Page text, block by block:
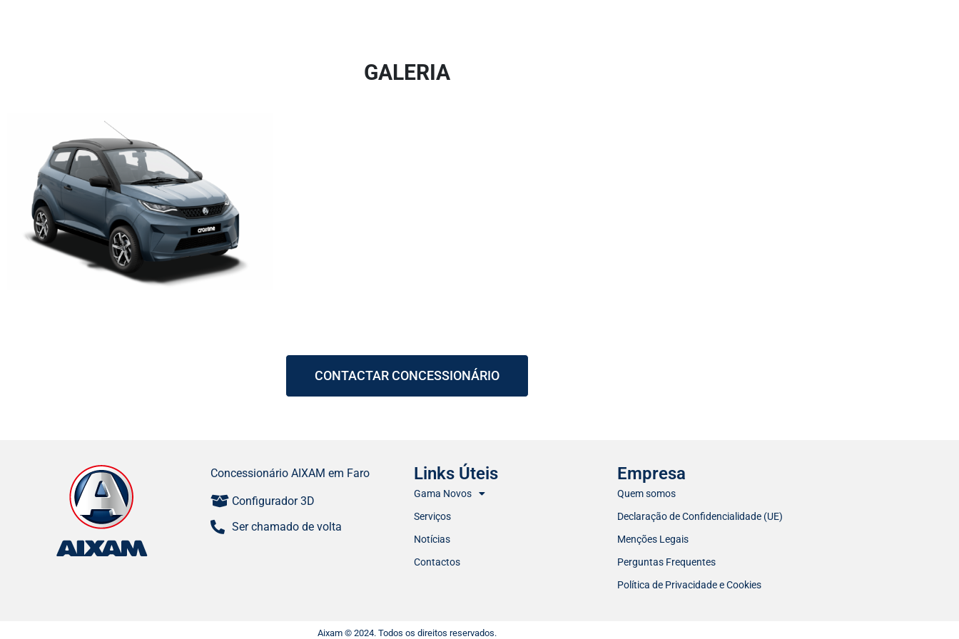
GALERIA
CONTACTAR CONCESSIONÁRIO
Concessionário AIXAM em Faro
Configurador 3D
Ser chamado de volta
Links Úteis
Gama Novos
Serviços
Notícias
Contactos
Empresa
Quem somos
Declaração de Confidencialidade (UE)
Menções Legais
Perguntas Frequentes
Política de Privacidade e Cookies
Aixam © 2024. Todos os direitos reservados.